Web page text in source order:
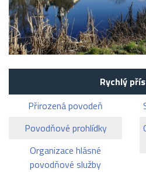
Rychlý
Přirozená povodeň
Povodňové prohlídky
Organizace hlásné
povodňové služby